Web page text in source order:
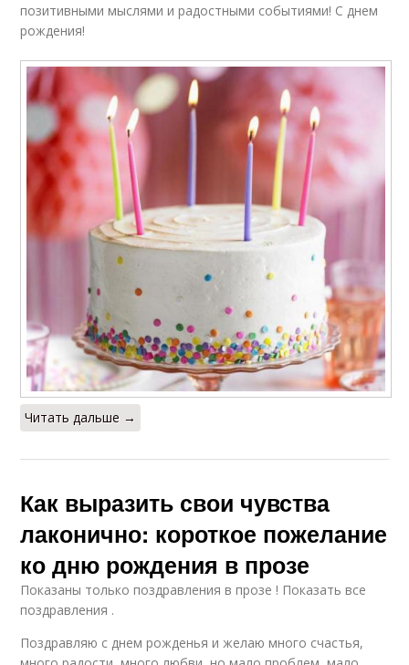
позитивными мыслями и радостными событиями! С днем
рождения!
Читать дальше →
Как выразить свои чувства
лаконично: короткое пожелание
ко дню рождения в прозе
Показаны только поздравления в прозе ! Показать все
поздравления .
Поздравляю с днем рожденья и желаю много счастья,